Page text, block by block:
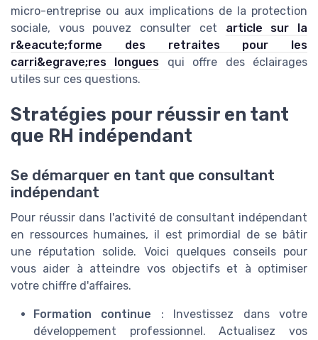
micro-entreprise ou aux implications de la protection
sociale, vous pouvez consulter cet article sur la
r&eacute;forme des retraites pour les
carri&egrave;res longues qui offre des éclairages
utiles sur ces questions.
Stratégies pour réussir en tant
que RH indépendant
Se démarquer en tant que consultant
indépendant
Pour réussir dans l'activité de consultant indépendant
en ressources humaines, il est primordial de se bâtir
une réputation solide. Voici quelques conseils pour
vous aider à atteindre vos objectifs et à optimiser
votre chiffre d'affaires.
Formation continue : Investissez dans votre
développement professionnel. Actualisez vos